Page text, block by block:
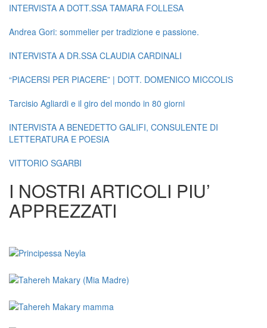
INTERVISTA A DOTT.SSA TAMARA FOLLESA
Andrea Gori: sommelier per tradizione e passione.
INTERVISTA A DR.SSA CLAUDIA CARDINALI
“PIACERSI PER PIACERE” | DOTT. DOMENICO MICCOLIS
Tarcisio Agliardi e il giro del mondo in 80 giorni
INTERVISTA A BENEDETTO GALIFI, CONSULENTE DI
LETTERATURA E POESIA
VITTORIO SGARBI
I NOSTRI ARTICOLI PIU’
APPREZZATI